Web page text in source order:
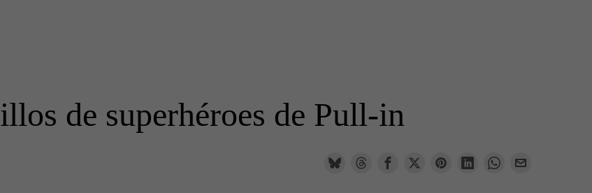
de superhéroes de Pull-in